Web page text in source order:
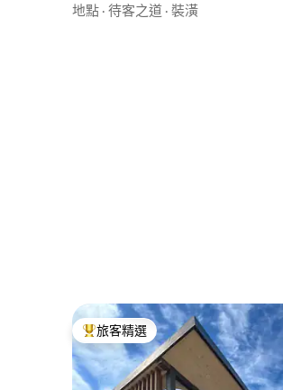
地點 · 待客之道 · 裝潢
旅客精選榜首
旅客精選